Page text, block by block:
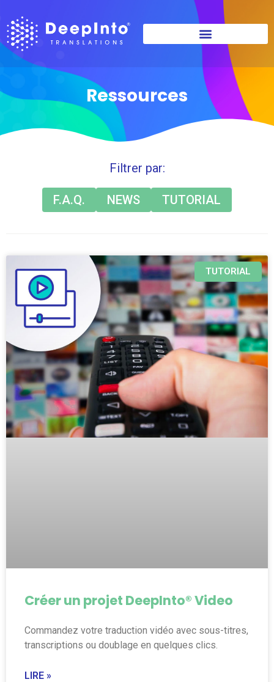
Ressources
Filtrer par:
F.A.Q. NEWS TUTORIAL
TUTORIAL
Créer un projet DeepInto® Video
Commandez votre traduction vidéo avec sous-titres,
transcriptions ou doublage en quelques clics.
LIRE »